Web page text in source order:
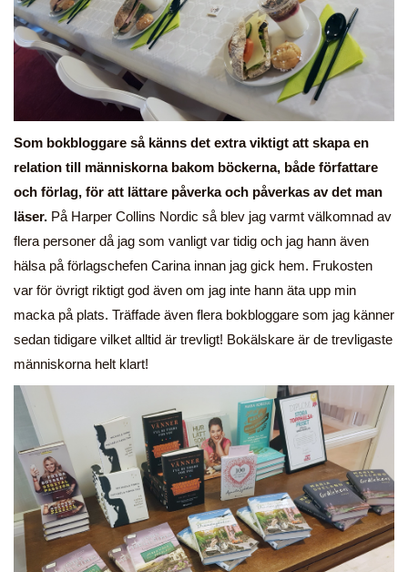
Som bokbloggare så känns det extra viktigt att skapa en
relation till människorna bakom böckerna, både författare
och förlag, för att lättare påverka och påverkas av det man
läser. På Harper Collins Nordic så blev jag varmt välkomnad av
flera personer då jag som vanligt var tidig och jag hann även
hälsa på förlagschefen Carina innan jag gick hem. Frukosten
var för övrigt riktigt god även om jag inte hann äta upp min
macka på plats. Träffade även flera bokbloggare som jag känner
sedan tidigare vilket alltid är trevligt! Bokälskare är de trevligaste
människorna helt klart!